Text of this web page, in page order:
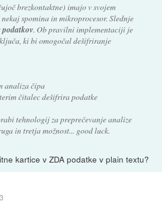
brezkontaktne) imajo v svojem
spomina in mikroprocesor. Slednje
. Ob pravilni implementaciji je
ki bi omogočal dešifriranje
analiza čipa
čitalec dešifrira podatke
tehnologij za preprečevanje analize
in tretja možnost... good luck.
kartice v ZDA podatke v plain textu?